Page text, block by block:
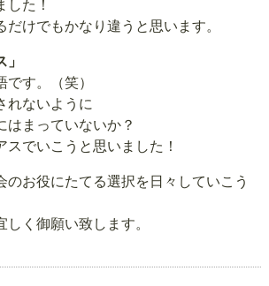
した！
だけでもかなり違うと思います。
す。（笑）
れないように
はまっていないか？
スでいこうと思いました！
のお役にたてる選択を日々していこう
く御願い致します。